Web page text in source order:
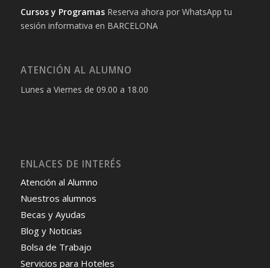
Cursos y ProgramasReserva ahora por WhatsApp tu
sesión informativa en BARCELONA
ATENCIÓN AL ALUMNO
Lunes a Viernes de 09.00 a 18.00
ENLACES DE INTERÉS
Atención al Alumno
Nuestros alumnos
Becas y Ayudas
Blog y Noticias
Bolsa de Trabajo
Servicios para Hoteles